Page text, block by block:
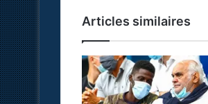
Articles similaires